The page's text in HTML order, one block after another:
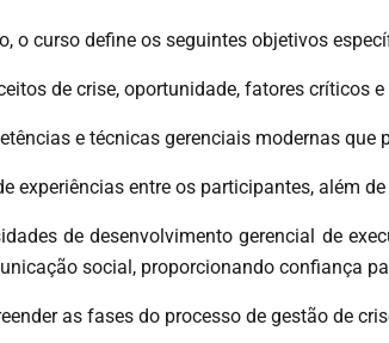
o curso define os seguintes objetivos
de crise, oportunidade, fatores críticos
e técnicas gerenciais modernas
experiências entre os participantes, além
de desenvolvimento gerencial de
social, proporcionando confiança
as fases do processo de gestão de